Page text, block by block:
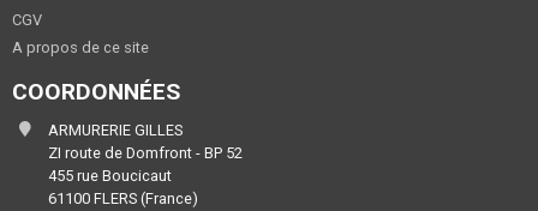
CGV
A propos de ce site
COORDONNÉES
ARMURERIE GILLES
ZI route de Domfront - BP 52
455 rue Boucicaut
61100 FLERS (France)